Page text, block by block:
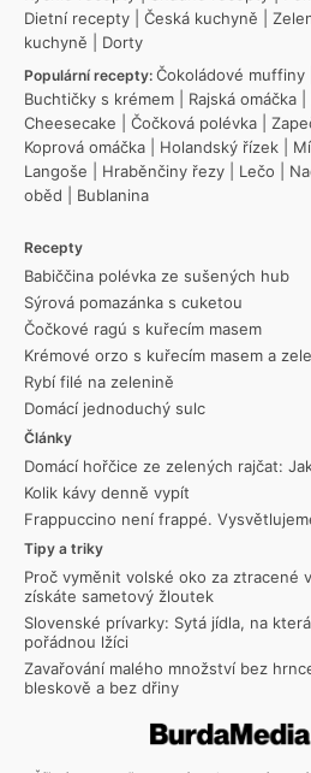
Dietní recepty
Česká kuchyně
kuchyně
Dorty
Populární recepty: Čokoládové muffiny
Buchtičky s krémem
Rajská omáčka
Cheesecake
Čočková polévka
Koprová omáčka
Holandský řízek
Langoše
Hraběnčiny řezy Lečo
oběd
Bublanina
Recepty
Babiččina polévka ze sušených hub
Sýrová pomazánka s cuketou
Čočkové ragú s kuřecím masem
Krémové orzo s kuřecím masem a
Rybí filé na zelenině
Domácí jednoduchý sulc
Články
Domácí hořčice ze zelených rajčat:
Kolik kávy denně vypít
Frappuccino není frappé.
Tipy a triky
Proč vyměnit volské oko za ztracené
získáte sametový žloutek
Slovenské prívarky: Sytá jídla, na
pořádnou lžíci
Zavařování malého množství bez
bleskově a bez dřiny